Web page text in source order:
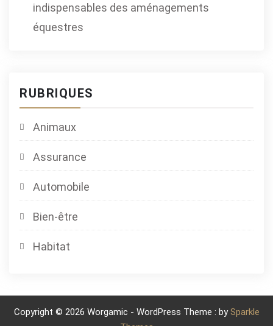
indispensables des aménagements
équestres
RUBRIQUES
Animaux
Assurance
Automobile
Bien-être
Habitat
Copyright © 2026 Worgamic - WordPress Theme : by Sparkle